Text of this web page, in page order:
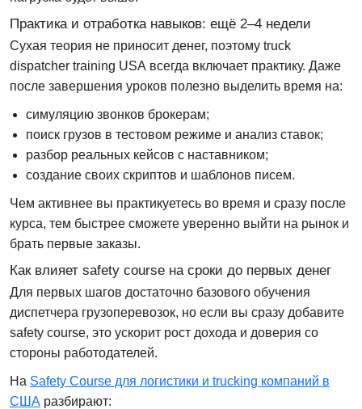
Практика и отработка навыков: ещё 2–4 недели
Сухая теория не приносит денег, поэтому truck
dispatcher training USA всегда включает практику. Даже
после завершения уроков полезно выделить время на:
симуляцию звонков брокерам;
поиск грузов в тестовом режиме и анализ ставок;
разбор реальных кейсов с наставником;
создание своих скриптов и шаблонов писем.
Чем активнее вы практикуетесь во время и сразу после
курса, тем быстрее сможете уверенно выйти на рынок и
брать первые заказы.
Как влияет safety course на сроки до первых денег
Для первых шагов достаточно базового обучения
диспетчера грузоперевозок, но если вы сразу добавите
safety course, это ускорит рост дохода и доверия со
стороны работодателей.
На Safety Course для логистики и trucking компаний в
США разбирают: